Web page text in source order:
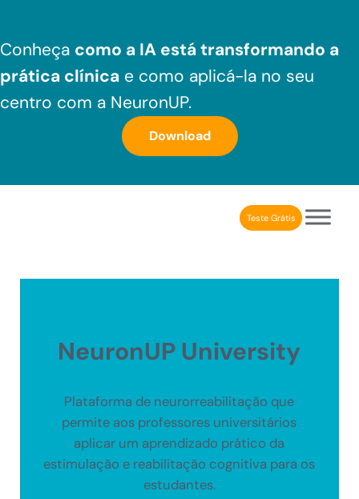
Conheça como a IA está transformando a
prática clínica e como aplicá-la no seu
centro com a NeuronUP.
Download
Aplicativo de estimulação cognitiva para profissionais
Teste Grátis
NeuronUP University
Plataforma de neurorreabilitação que
permite aos professores universitários
aplicar um aprendizado prático da
estimulação e reabilitação cognitiva para os
estudantes.